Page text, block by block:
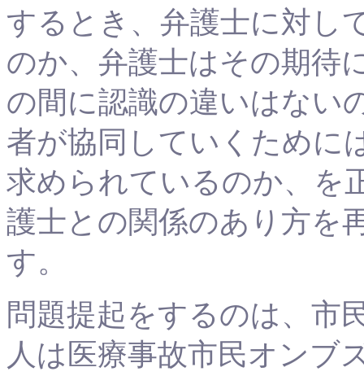
するとき、弁護士に対し
のか、弁護士はその期待
の間に認識の違いはない
者が協同していくために
求められているのか、を
護士との関係のあり方を
す。
問題提起をするのは、市
人は医療事故市民オンブ